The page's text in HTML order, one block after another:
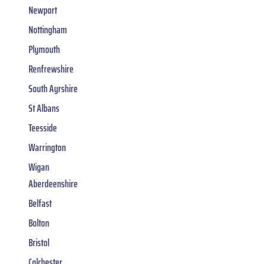
Newport
Nottingham
Plymouth
Renfrewshire
South Ayrshire
St Albans
Teesside
Warrington
Wigan
Aberdeenshire
Belfast
Bolton
Bristol